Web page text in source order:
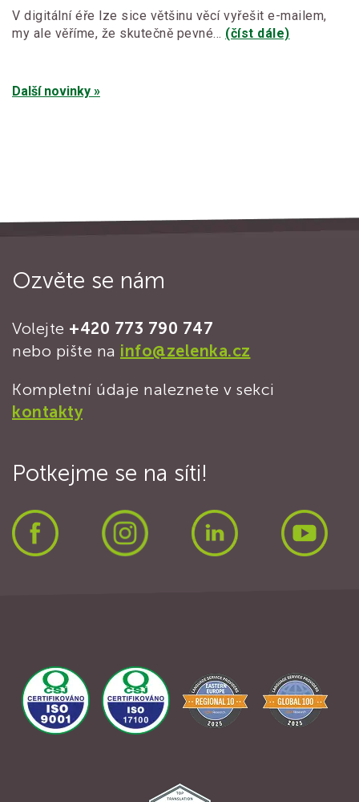
V digitální éře lze sice většinu věcí vyřešit e-mailem,
my ale věříme, že skutečně pevné… (číst dále)
Další novinky »
Ozvěte se nám
Volejte +420 773 790 747
nebo pište na info@zelenka.cz
Kompletní údaje naleznete v sekci
kontakty
Potkejme se na síti!